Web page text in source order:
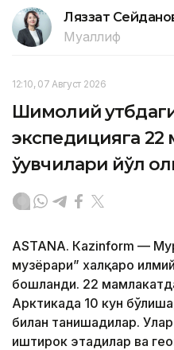
Ляззат
Муаллиф
12:10, 07 Август 2026
Шимолий
экспедицияга 22
ўқувчилари йўл
ASTANА. Кazinform —
музёрари” халқаро
бошланди. 22
Арктикада 10 кун
билан танишадилар.
иштирок этадилар ва